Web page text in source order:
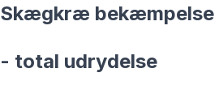
Skægkræ bekæmpelse
- total udrydelse